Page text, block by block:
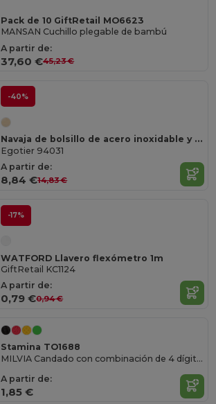
Pack de 10 GiftRetail MO6623
MANSAN Cuchillo plegable de bambú
A partir de:
37,60 €45,23 €
-40%
Navaja de bolsillo de acero inoxidable y madera
Egotier 94031
A partir de:
8,84 €14,83 €
-17%
WATFORD Llavero flexómetro 1m
GiftRetail KC1124
A partir de:
0,79 €0,94 €
Stamina TO1688
MILVIA Candado con combinación de 4 dígitos
A partir de:
1,85 €